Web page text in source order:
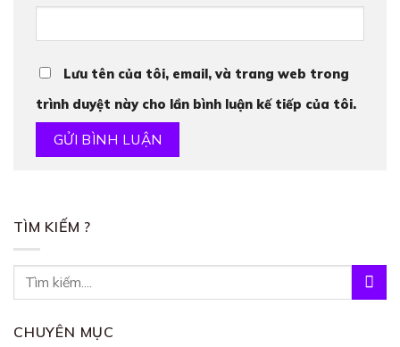
Lưu tên của tôi, email, và trang web trong
trình duyệt này cho lần bình luận kế tiếp của tôi.
TÌM KIẾM ?
CHUYÊN MỤC